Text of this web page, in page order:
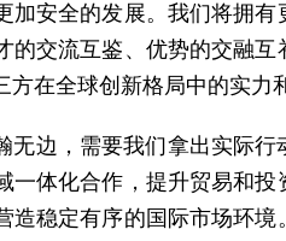
加安全的发展。我们将拥
的交流互鉴、优势的交融
方在全球创新格局中的实力
无边，需要我们拿出实际
一体化合作，提升贸易和
造稳定有序的国际市场环